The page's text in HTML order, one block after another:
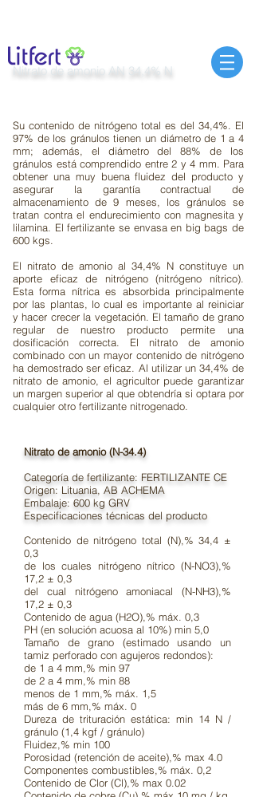
Nitrato de amonio AN 34,4% N
Su contenido de nitrógeno total es del 34,4%. El
97% de los gránulos tienen un diámetro de 1 a 4
mm; además, el diámetro del 88% de los
gránulos está comprendido entre 2 y 4 mm. Para
obtener una muy buena fluidez del producto y
asegurar la garantía contractual de
almacenamiento de 9 meses, los gránulos se
tratan contra el endurecimiento con magnesita y
lilamina. El fertilizante se envasa en big bags de
600 kgs.
El nitrato de amonio al 34,4% N constituye un
aporte eficaz de nitrógeno (nitrógeno nítrico).
Esta forma nítrica es absorbida principalmente
por las plantas, lo cual es importante al reiniciar
y hacer crecer la vegetación. El tamaño de grano
regular de nuestro producto permite una
dosificación correcta. El nitrato de amonio
combinado con un mayor contenido de nitrógeno
ha demostrado ser eficaz. Al utilizar un 34,4% de
nitrato de amonio, el agricultor puede garantizar
un margen superior al que obtendría si optara por
cualquier otro fertilizante nitrogenado.
Nitrato de amonio (N-34.4)
Categoría de fertilizante: FERTILIZANTE CE
Origen: Lituania, AB ACHEMA
Embalaje: 600 kg GRV
Especificaciones técnicas del producto
Contenido de nitrógeno total (N),% 34,4 ±
0,3
de los cuales nitrógeno nítrico (N-NO3),%
17,2 ± 0,3
del cual nitrógeno amoniacal (N-NH3),%
17,2 ± 0,3
Contenido de agua (H2O),% máx. 0,3
PH (en solución acuosa al 10%) min 5,0
Tamaño de grano (estimado usando un
tamiz perforado con agujeros redondos):
de 1 a 4 mm,% min 97
de 2 a 4 mm,% min 88
menos de 1 mm,% máx. 1,5
más de 6 mm,% máx. 0
Dureza de trituración estática: min 14 N /
gránulo (1,4 kgf / gránulo)
Fluidez,% min 100
Porosidad (retención de aceite),% max 4.0
Componentes combustibles,% máx. 0,2
Contenido de Clor (Cl),% max 0.02